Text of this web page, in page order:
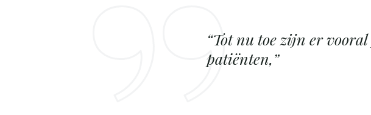
“Tot nu toe zijn er
patiënten,”